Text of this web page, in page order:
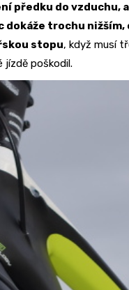
předku do vzduchu,
dokáže trochu nižším,
stopu, když musí
jízdě poškodil.